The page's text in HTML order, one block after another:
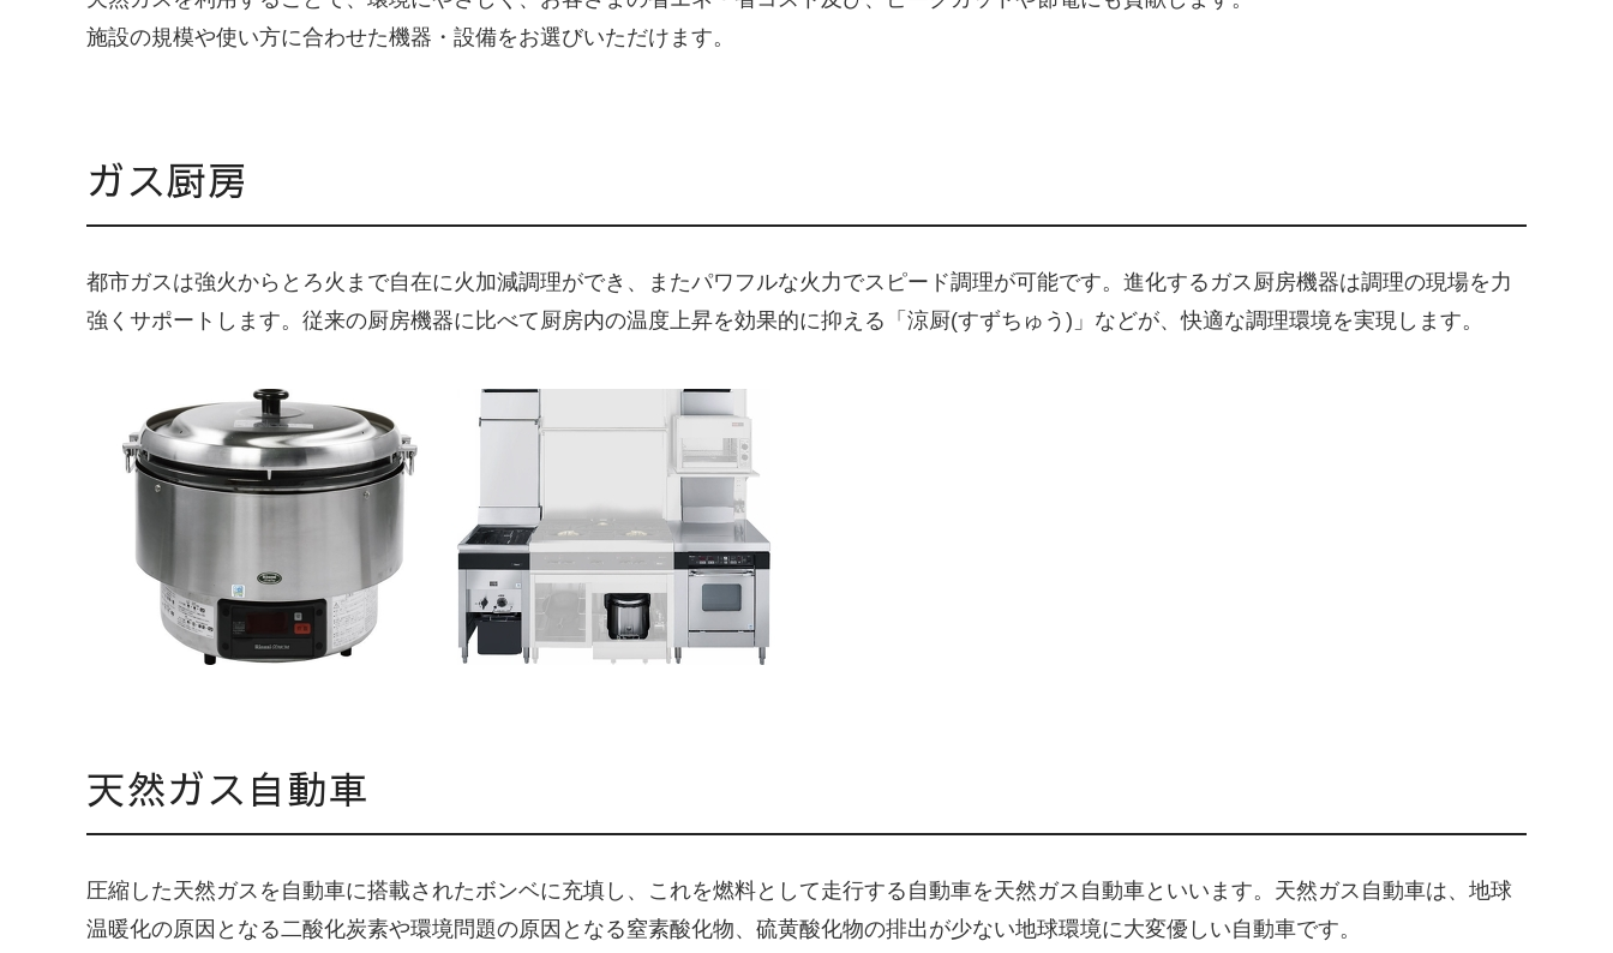
施設の規模や使い方に合わせた機器・設備をお選びいただけます。
ガス厨房
都市ガスは強火からとろ火まで自在に火加減調理ができ、またパワフルな火力でスピード調理が可能です。進化するガス厨房機器は調理の現場を力
強くサポートします。従来の厨房機器に比べて厨房内の温度上昇を効果的に抑える「涼厨(すずちゅう)」などが、快適な調理環境を実現します。
天然ガス自動車
圧縮した天然ガスを自動車に搭載されたボンベに充填し、これを燃料として走行する自動車を天然ガス自動車といいます。天然ガス自動車は、地球
温暖化の原因となる二酸化炭素や環境問題の原因となる窒素酸化物、硫黄酸化物の排出が少ない地球環境に大変優しい自動車です。